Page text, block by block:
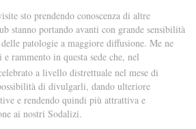
sto prendendo conoscenza di altre
stanno portando avanti con grande sensibilità
patologie a maggiore diffusione. Me ne
rammento in questa sede che, nel
a livello distrettuale nel mese di
di divulgarli, dando ulteriore
e rendendo quindi più attrattiva e
ai nostri Sodalizi.